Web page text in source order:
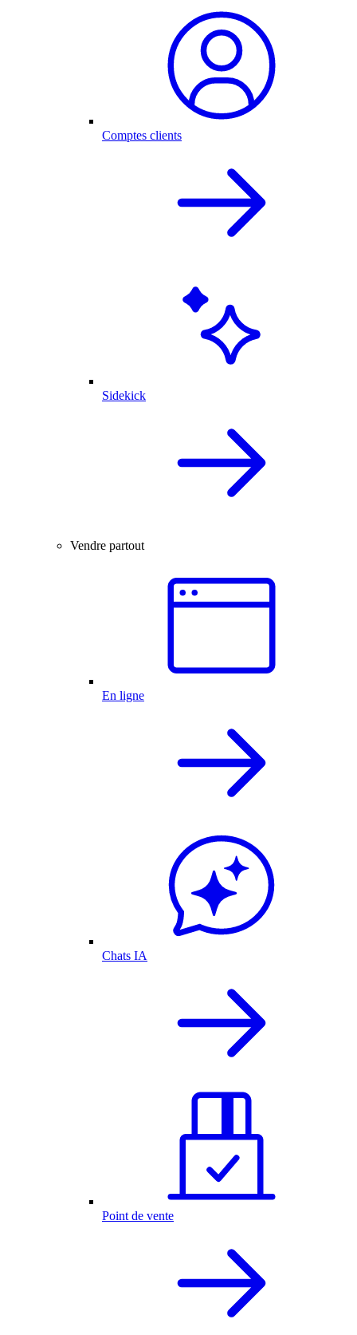
Comptes clients
Sidekick
Vendre partout
En ligne
Chats IA
Point de vente